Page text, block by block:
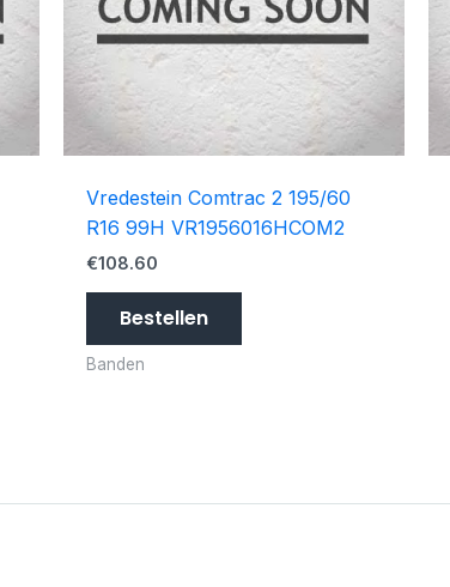
Vredestein Comtrac 2 195/60
R16 99H VR1956016HCOM2
€108.60
Bestellen
Banden